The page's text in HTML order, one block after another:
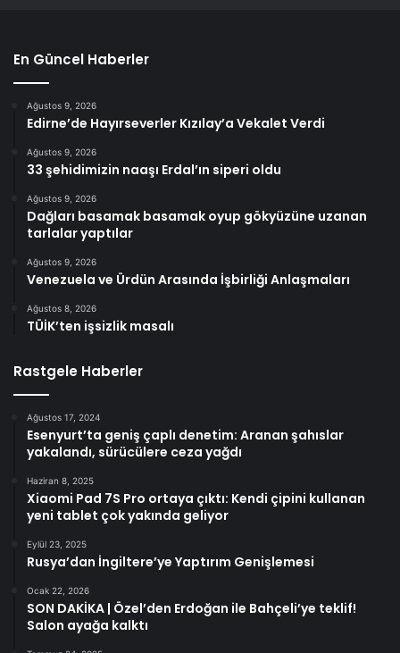
En Güncel Haberler
Ağustos 9, 2026
Edirne’de Hayırseverler Kızılay’a Vekalet Verdi
Ağustos 9, 2026
33 şehidimizin naaşı Erdal’ın siperi oldu
Ağustos 9, 2026
Dağları basamak basamak oyup gökyüzüne uzanan
tarlalar yaptılar
Ağustos 9, 2026
Venezuela ve Ürdün Arasında İşbirliği Anlaşmaları
Ağustos 8, 2026
TÜİK’ten işsizlik masalı
Rastgele Haberler
Ağustos 17, 2024
Esenyurt’ta geniş çaplı denetim: Aranan şahıslar
yakalandı, sürücülere ceza yağdı
Haziran 8, 2025
Xiaomi Pad 7S Pro ortaya çıktı: Kendi çipini kullanan
yeni tablet çok yakında geliyor
Eylül 23, 2025
Rusya’dan İngiltere’ye Yaptırım Genişlemesi
Ocak 22, 2026
SON DAKİKA | Özel’den Erdoğan ile Bahçeli’ye teklif!
Salon ayağa kalktı